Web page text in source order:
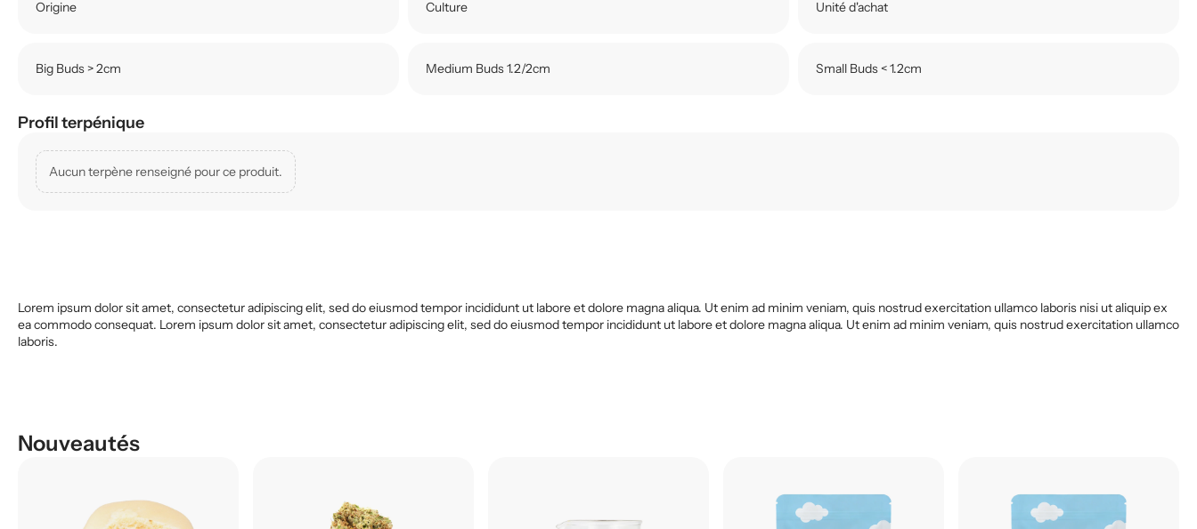
Origine Culture Unité d'achat
Big Buds > 2cm Medium Buds 1.2/2cm Small Buds < 1.2cm
Profil terpénique
Aucun terpène renseigné pour ce produit.
Lorem ipsum dolor sit amet, consectetur adipiscing elit, sed do eiusmod tempor incididunt ut labore et dolore magna aliqua. Ut enim ad minim veniam, quis nostrud exercitation ullamco laboris nisi ut aliquip ex
ea commodo consequat. Lorem ipsum dolor sit amet, consectetur adipiscing elit, sed do eiusmod tempor incididunt ut labore et dolore magna aliqua. Ut enim ad minim veniam, quis nostrud exercitation ullamco
laboris.
Nouveautés